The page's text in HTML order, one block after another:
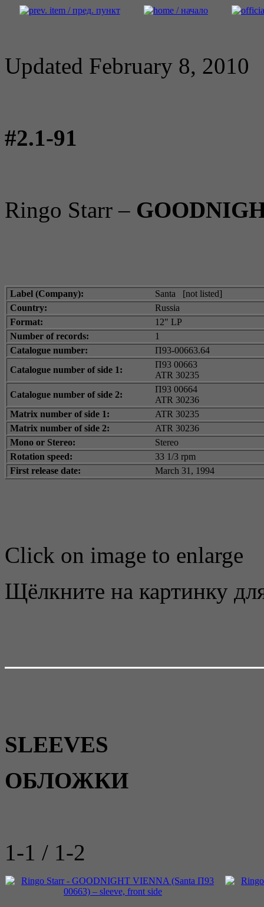
Updated February 8, 2010
#2.1-91
Ringo Starr –
Label (Company):
Santa [not listed]
Country:
Russia
Format:
12" LP
Number of records:
1
Catalogue number:
П93-00663.64
Catalogue number of side 1:
П93 00663
ATR 30235
Catalogue number of side 2:
П93 00664
ATR 30236
Matrix number of side 1:
ATR 30235
Matrix number of side 2:
ATR 30236
Mono or Stereo:
Stereo
Rotation speed:
33 1/3 rpm
First release date:
March 31, 1994
Click on image to enlarge
Щёлкните на картинку
SLEEVES
ОБЛОЖКИ
1-1 / 1-2